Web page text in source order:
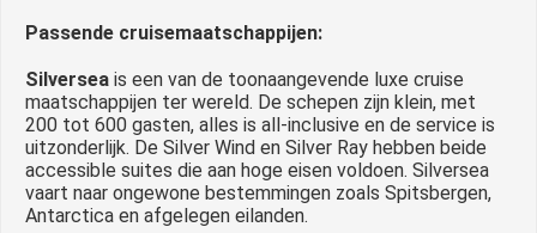
Passende cruisemaatschappijen:
Silversea is een van de toonaangevende luxe cruise
maatschappijen ter wereld. De schepen zijn klein, met
200 tot 600 gasten, alles is all-inclusive en de service is
uitzonderlijk. De Silver Wind en Silver Ray hebben beide
accessible suites die aan hoge eisen voldoen. Silversea
vaart naar ongewone bestemmingen zoals Spitsbergen,
Antarctica en afgelegen eilanden.